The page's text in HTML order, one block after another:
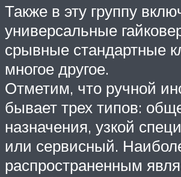
Также в эту группу
универсальные
срывные стандартные
многое другое.
Отметим, что ручной
бывает трех типов:
назначения, узкой
или сервисный.
распространенным